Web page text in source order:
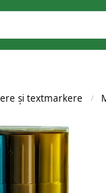
și textmarkere /